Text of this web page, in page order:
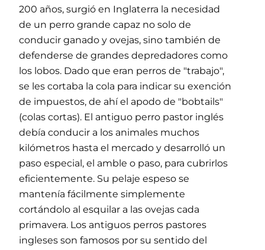
200 años, surgió en Inglaterra la necesidad
de un perro grande capaz no solo de
conducir ganado y ovejas, sino también de
defenderse de grandes depredadores como
los lobos. Dado que eran perros de "trabajo",
se les cortaba la cola para indicar su exención
de impuestos, de ahí el apodo de "bobtails"
(colas cortas). El antiguo perro pastor inglés
debía conducir a los animales muchos
kilómetros hasta el mercado y desarrolló un
paso especial, el amble o paso, para cubrirlos
eficientemente. Su pelaje espeso se
mantenía fácilmente simplemente
cortándolo al esquilar a las ovejas cada
primavera. Los antiguos perros pastores
ingleses son famosos por su sentido del